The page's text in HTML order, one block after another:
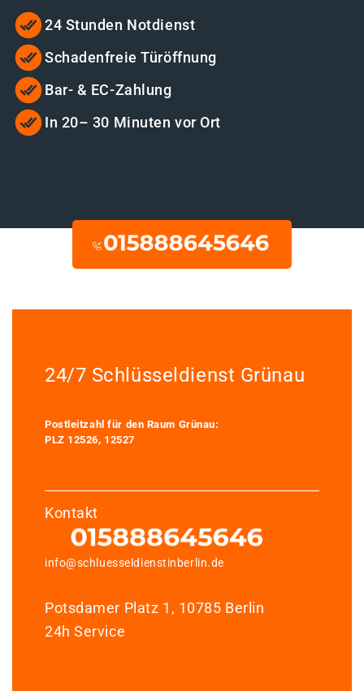
24 Stunden Notdienst
Schadenfreie Türöffnung
Bar- & EC-Zahlung
In 20– 30 Minuten vor Ort
24/7 Schlüsseldienst Grünau
Postleitzahl für den Raum Grünau:
PLZ 12526, 12527
Kontakt
info@schluesseldienstinberlin.de
Potsdamer Platz 1, 10785 Berlin
24h Service